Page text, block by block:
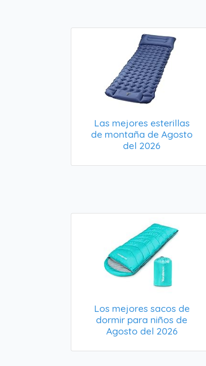
Las mejores esterillas
de montaña de Agosto
del 2026
Los mejores sacos de
dormir para niños de
Agosto del 2026